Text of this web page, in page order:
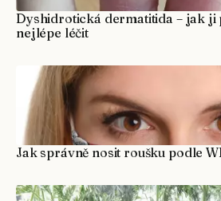
Dyshidrotická dermatitida – jak ji
nejlépe léčit
Jak správně nosit roušku podle